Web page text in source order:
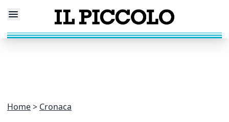
Home Cronaca